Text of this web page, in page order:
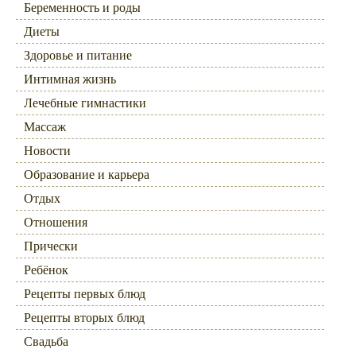
Беременность и роды
Диеты
Здоровье и питание
Интимная жизнь
Лечебные гимнастики
Массаж
Новости
Образование и карьера
Отдых
Отношения
Прически
Ребёнок
Рецепты первых блюд
Рецепты вторых блюд
Свадьба